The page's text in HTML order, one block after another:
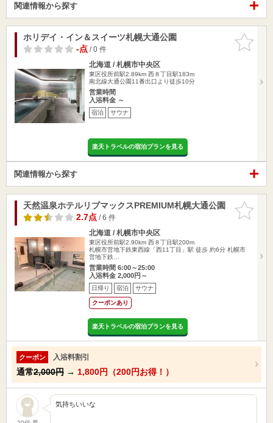
関連情報から探す
お気に入
りに追加
ホリデイ・イン＆スイーツ札幌大通公園
-点/ 0 件
北海道 / 札幌市中央区
東区役所前駅2.89km 西８丁目駅183m
南北線大通公園11番出口より徒歩10分
営業時間
入浴料金 ～
宿泊 サウナ
楽天トラベルの宿泊プランを見る
関連情報から探す
お気に入
りに追加
天然温泉ホテルリブマックスPREMIUM札幌大通公園
2.7点/ 6 件
北海道 / 札幌市中央区
東区役所前駅2.90km 西８丁目駅200m
札幌市営地下鉄東西線「西11丁目」駅 徒歩 約6分 札幌市
営地下鉄…
営業時間 6:00～25:00
入浴料金 2,000円～
日帰り 宿泊 サウナ
クーポンあり
楽天トラベルの宿泊プランを見る
クーポン 入浴料割引
通常2,000円 → 1,800円（200円お得！）
気持ちいいな